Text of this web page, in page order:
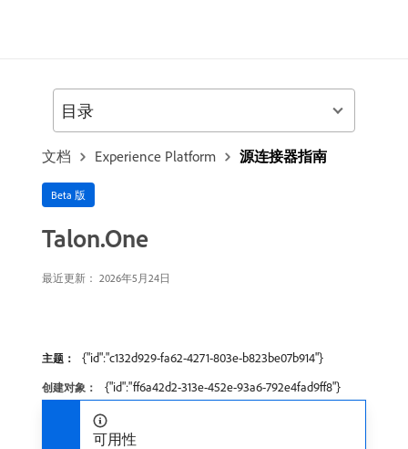
文档 Experience Platform 源连接器指南
Beta 版
Talon.One
最近更新： 2026年5月24日
主题： {"id":"c132d929-fa62-4271-803e-b823be07b914"}
创建对象： {"id":"ff6a42d2-313e-452e-93a6-792e4fad9ff8"}
可用性
目录